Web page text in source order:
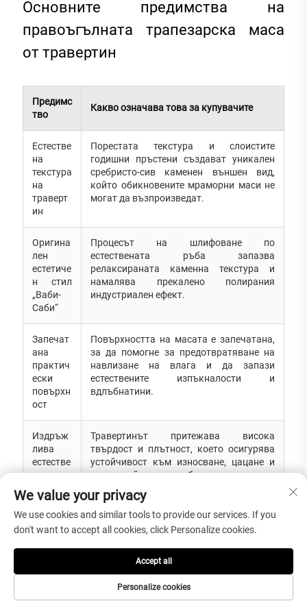
Основните предимства на
правоъгълната трапезарска маса
от травертин
Предимс
тво
Какво означава това за купувачите
Естестве
на
текстура
на
траверт
ин
Порестата текстура и слоистите
годишни пръстени създават уникален
сребристо-сив каменен външен вид,
който обикновените мраморни маси не
могат да възпроизведат.
Оригина
лен
естетиче
н стил
„Ваби-
Саби“
Процесът на шлифоване по
естествената ръба запазва
релаксираната каменна текстура и
намалява прекалено полирания
индустриален ефект.
Запечат
ана
практич
ески
повърхн
ост
Повърхността на масата е запечатана,
за да помогне за предотвратяване на
навлизане на влага и да запази
естествените изпъкналости и
вдлъбнатини.
Издръж
лива
естестве
на
каменна
констру
кция
Травертинът притежава висока
твърдост и плътност, което осигурява
устойчивост към износване, цацане и
дълготрайна употреба при правилно
поддържане.
ане на
комбинира естествено с дърво, ратан,
топли минималистични интериори.
We value your privacy
We use cookies and similar tools to provide our services. If you
don't want to accept all cookies, click Personalize cookies.
Personalize cookies
Accept all